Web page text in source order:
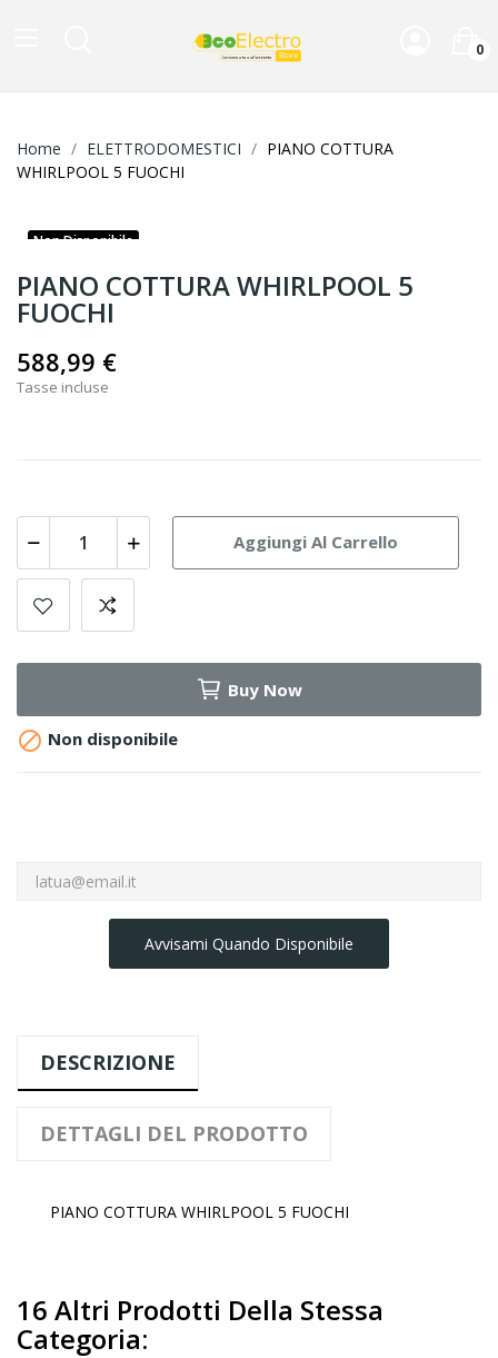
0
Home ELETTRODOMESTICI
PIANO COTTURA
WHIRLPOOL 5 FUOCHI
Non Disponibile
PIANO COTTURA WHIRLPOOL 5
FUOCHI
588,99 €
Tasse incluse
Aggiungi Al Carrello
Buy Now
 Non disponibile
Avvisami Quando Disponibile
DESCRIZIONE
DETTAGLI DEL PRODOTTO
PIANO COTTURA WHIRLPOOL 5 FUOCHI
16 Altri Prodotti Della Stessa
Categoria: